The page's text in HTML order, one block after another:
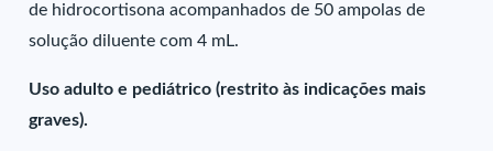
de hidrocortisona acompanhados de 50 ampolas de
solução diluente com 4 mL.
Uso adulto e pediátrico (restrito às indicações mais
graves).